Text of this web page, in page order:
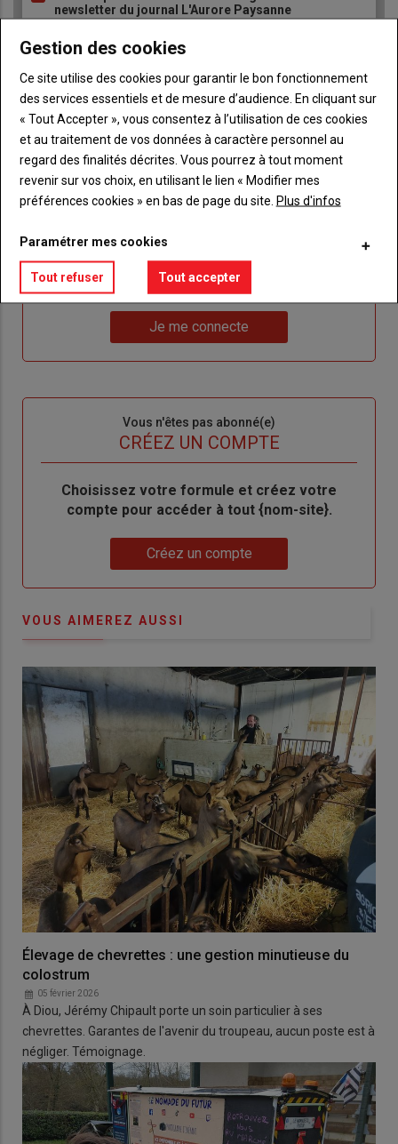
newsletter du journal L'Aurore Paysanne
Sous-
titre
Vous êtes abonné(e)
TITRE IDENTIFIEZ-VOUS
Body
Connectez-vous à votre compte pour profiter
Lien
"Créer
un
Je m'inscrit
Lien
"Réinitialiser
de
Réinitialiser votre mot de passe
me
Je me connecte
Vous n'êtes pas abonné(e)
CRÉEZ UN COMPTE
BodyChoisissez votre formule et créez votre
compte pour accéder à tout {nom-site}.
Créez un compte
VOUS AIMEREZ AUSSI
Élevage de chevrettes : une gestion minutieuse du
colostrum
05 février 2026
À Diou, Jérémy Chipault porte un soin particulier à ses
chevrettes. Garantes de l'avenir du troupeau, aucun poste est à
négliger. Témoignage.
Gestion des cookies
Ce site utilise des cookies pour garantir le bon fonctionnement
des services essentiels et de mesure d’audience. En cliquant sur
« Tout Accepter », vous consentez à l’utilisation de ces cookies
et au traitement de vos données à caractère personnel au
regard des finalités décrites. Vous pourrez à tout moment
revenir sur vos choix, en utilisant le lien « Modifier mes
préférences cookies » en bas de page du site. Plus d'infos
Paramétrer mes cookies
Tout refuser Tout accepter